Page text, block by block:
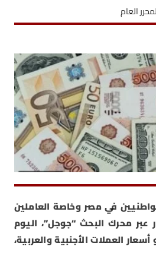
العام
في مصر وخاصة العاملين
عبر محرك البحث “جوجل”، اليوم
23 يونيو 2025،و أسعار العملات الأجنبية والعربية،